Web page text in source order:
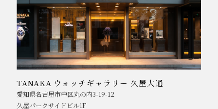
TANAKA ウォッチギャラリー 久屋大通
愛知県名古屋市中区丸の内3-19-12
久屋パークサイドビル1F